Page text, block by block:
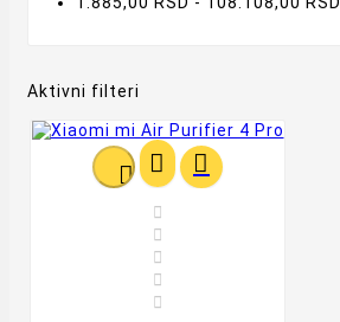
Aktivni filteri
  




